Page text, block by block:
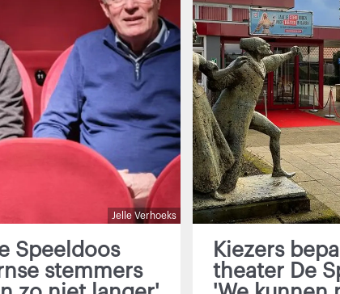
Jelle Verhoeks
Speeldoos
stemmers
Kiezers
theater De